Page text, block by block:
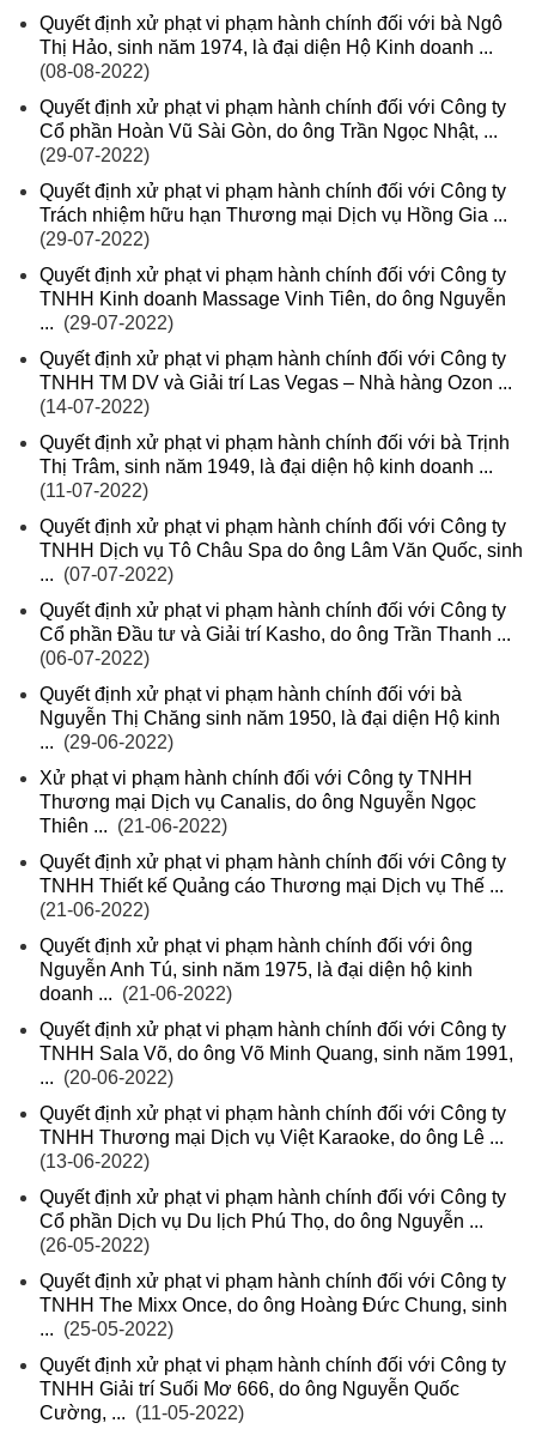
Quyết định xử phạt vi phạm hành chính đối với bà Ngô
Thị Hảo, sinh năm 1974, là đại diện Hộ Kinh doanh ...
(08-08-2022)
Quyết định xử phạt vi phạm hành chính đối với Công ty
Cổ phần Hoàn Vũ Sài Gòn, do ông Trần Ngọc Nhật, ...
(29-07-2022)
Quyết định xử phạt vi phạm hành chính đối với Công ty
Trách nhiệm hữu hạn Thương mại Dịch vụ Hồng Gia ...
(29-07-2022)
Quyết định xử phạt vi phạm hành chính đối với Công ty
TNHH Kinh doanh Massage Vinh Tiên, do ông Nguyễn
... (29-07-2022)
Quyết định xử phạt vi phạm hành chính đối với Công ty
TNHH TM DV và Giải trí Las Vegas – Nhà hàng Ozon ...
(14-07-2022)
Quyết định xử phạt vi phạm hành chính đối với bà Trịnh
Thị Trâm, sinh năm 1949, là đại diện hộ kinh doanh ...
(11-07-2022)
Quyết định xử phạt vi phạm hành chính đối với Công ty
TNHH Dịch vụ Tô Châu Spa do ông Lâm Văn Quốc, sinh
... (07-07-2022)
Quyết định xử phạt vi phạm hành chính đối với Công ty
Cổ phần Đầu tư và Giải trí Kasho, do ông Trần Thanh ...
(06-07-2022)
Quyết định xử phạt vi phạm hành chính đối với bà
Nguyễn Thị Chăng sinh năm 1950, là đại diện Hộ kinh
... (29-06-2022)
Xử phạt vi phạm hành chính đối với Công ty TNHH
Thương mại Dịch vụ Canalis, do ông Nguyễn Ngọc
Thiên ... (21-06-2022)
Quyết định xử phạt vi phạm hành chính đối với Công ty
TNHH Thiết kế Quảng cáo Thương mại Dịch vụ Thế ...
(21-06-2022)
Quyết định xử phạt vi phạm hành chính đối với ông
Nguyễn Anh Tú, sinh năm 1975, là đại diện hộ kinh
doanh ... (21-06-2022)
Quyết định xử phạt vi phạm hành chính đối với Công ty
TNHH Sala Võ, do ông Võ Minh Quang, sinh năm 1991,
... (20-06-2022)
Quyết định xử phạt vi phạm hành chính đối với Công ty
TNHH Thương mại Dịch vụ Việt Karaoke, do ông Lê ...
(13-06-2022)
Quyết định xử phạt vi phạm hành chính đối với Công ty
Cổ phần Dịch vụ Du lịch Phú Thọ, do ông Nguyễn ...
(26-05-2022)
Quyết định xử phạt vi phạm hành chính đối với Công ty
TNHH The Mixx Once, do ông Hoàng Đức Chung, sinh
... (25-05-2022)
Quyết định xử phạt vi phạm hành chính đối với Công ty
TNHH Giải trí Suối Mơ 666, do ông Nguyễn Quốc
Cường, ... (11-05-2022)